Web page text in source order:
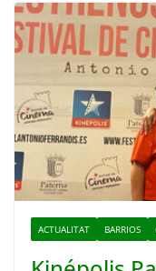
ACTUALITAT BARRIOS